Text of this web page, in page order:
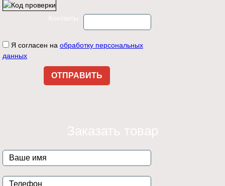
Контакты
Я согласен на обработку персональных
данных
Заказать товар